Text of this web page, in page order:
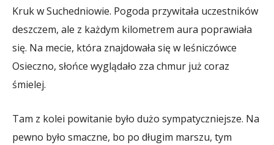
Kruk w Suchedniowie. Pogoda przywitała uczestników
deszczem, ale z każdym kilometrem aura poprawiała
się. Na mecie, która znajdowała się w leśniczówce
Osieczno, słońce wyglądało zza chmur już coraz
śmielej.
Tam z kolei powitanie było dużo sympatyczniejsze. Na
pewno było smaczne, bo po długim marszu, tym